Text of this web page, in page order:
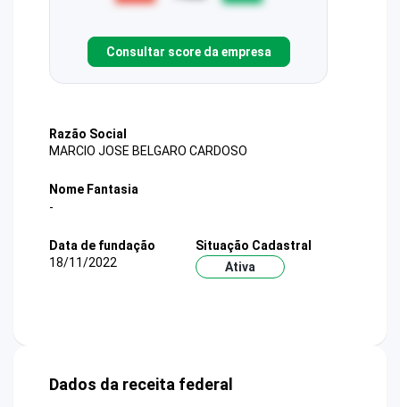
Consultar score da empresa
Razão Social
MARCIO JOSE BELGARO CARDOSO
Nome Fantasia
-
Data de fundação
18/11/2022
Situação Cadastral
Ativa
Dados da receita federal